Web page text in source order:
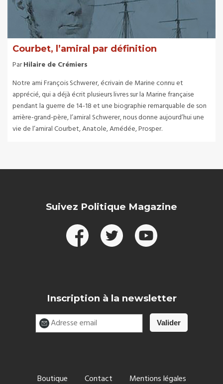
Courbet, l’amiral par définition
ParHilaire de Crémiers
Notre ami François Schwerer, écrivain de Marine connu et
apprécié, qui a déjà écrit plusieurs livres sur la Marine française
pendant la guerre de 14-18 et une biographie remarquable de son
arrière-grand-père, l’amiral Schwerer, nous donne aujourd’hui une
vie de l’amiral Courbet, Anatole, Amédée, Prosper.
Suivez Politique Magazine
Inscription à la newsletter
Boutique Contact Mentions légales